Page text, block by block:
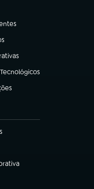
nova aba)
aba)
aba)
aba)